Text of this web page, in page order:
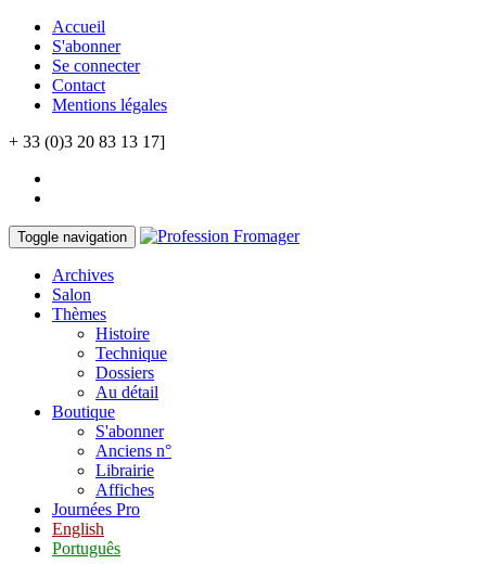
Accueil
S'abonner
Se connecter
Contact
Mentions légales
+ 33 (0)3 20 83 13 17]
Toggle navigation
Archives
Salon
Thèmes
Histoire
Technique
Dossiers
Au détail
Boutique
S'abonner
Anciens n°
Librairie
Affiches
Journées Pro
English
Português